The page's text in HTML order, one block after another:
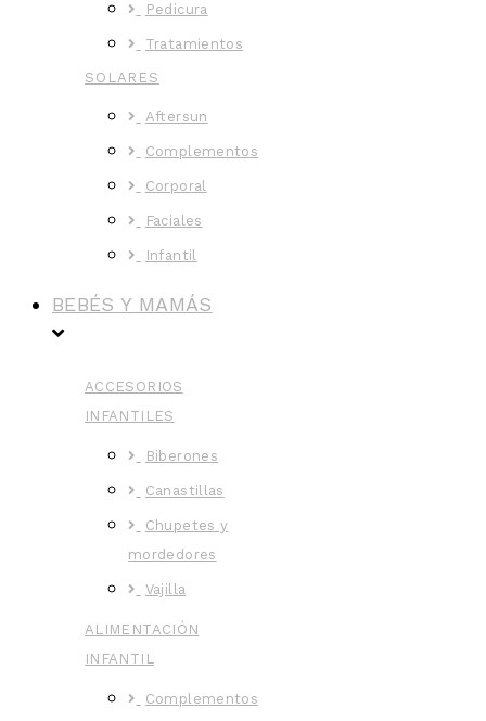
Pedicura
Tratamientos
SOLARES
Aftersun
Complementos
Corporal
Faciales
Infantil
BEBÉS Y MAMÁS
ACCESORIOS
INFANTILES
Biberones
Canastillas
Chupetes y
mordedores
Vajilla
ALIMENTACIÓN
INFANTIL
Complementos